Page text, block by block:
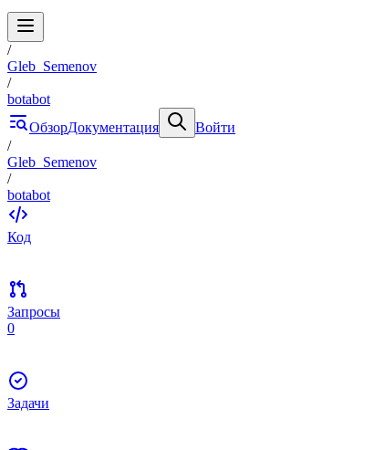
/
Gleb_Semenov
/
botabot
ОбзорДокументация
Войти
/
Gleb_Semenov
/
botabot
Код
Запросы
0
Задачи